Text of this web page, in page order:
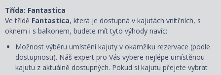
Třída: Fantastica
Ve třídě Fantastica, která je dostupná v kajutách vnitřních, s
oknem i s balkonem, budete mít tyto výhody navíc:
Možnost výběru umístění kajuty v okamžiku rezervace (podle
dostupnosti). Náš expert pro Vás vybere nejlépe umístěnou
kajutu z aktuálně dostupných. Pokud si kajutu přejete vybrat